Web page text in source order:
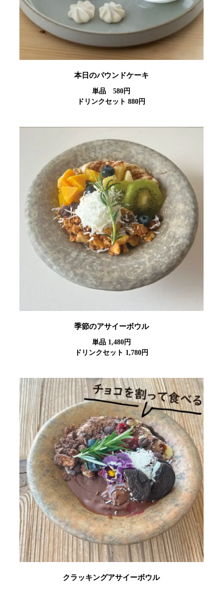
本日のパウンドケーキ
単品 580円
ドリンクセット 880円
季節のアサイーボウル
単品 1,480円
ドリンクセット 1,780円
クラッキングアサイーボウル